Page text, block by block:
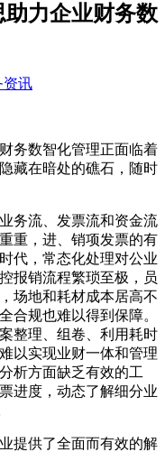
力企业财务数
资讯
务数智化管理正面临着
藏在暗处的礁石，随时
务流、发票流和资金流
重，进、销项发票的有
代，常态化处理对公业
报销流程繁琐至极，员
场地和耗材成本居高不
合规也难以得到保障。
整理、组卷、利用耗时
以实现业财一体和管理
析方面缺乏有效的工
进度，动态了解细分业
提供了全面而有效的解